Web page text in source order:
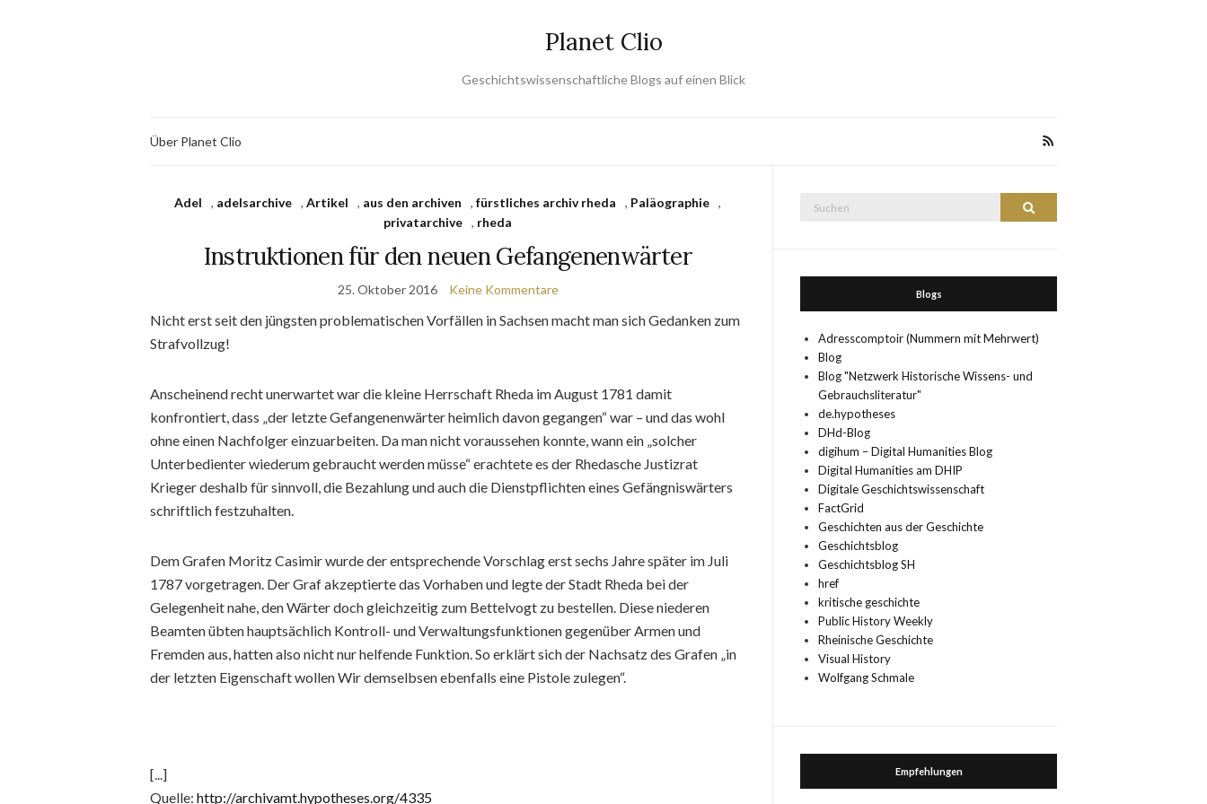
Planet Clio
Geschichtswissenschaftliche Blogs auf einen Blick
Über Planet Clio
Adel , adelsarchive ,Artikel , aus den archiven ,fürstliches archiv rheda , Paläographie ,
privatarchive , rheda
Instruktionen für den neuen Gefangenenwärter
25. Oktober 2016 Keine Kommentare
Nicht erst seit den jüngsten problematischen Vorfällen in Sachsen macht man sich Gedanken zum
Strafvollzug!
Anscheinend recht unerwartet war die kleine Herrschaft Rheda im August 1781 damit
konfrontiert, dass „der letzte Gefangenenwärter heimlich davon gegangen“ war – und das wohl
ohne einen Nachfolger einzuarbeiten. Da man nicht voraussehen konnte, wann ein „solcher
Unterbedienter wiederum gebraucht werden müsse“ erachtete es der Rhedasche Justizrat
Krieger deshalb für sinnvoll, die Bezahlung und auch die Dienstpflichten eines Gefängniswärters
schriftlich festzuhalten.
Dem Grafen Moritz Casimir wurde der entsprechende Vorschlag erst sechs Jahre später im Juli
1787 vorgetragen. Der Graf akzeptierte das Vorhaben und legte der Stadt Rheda bei der
Gelegenheit nahe, den Wärter doch gleichzeitig zum Bettelvogt zu bestellen. Diese niederen
Beamten übten hauptsächlich Kontroll- und Verwaltungsfunktionen gegenüber Armen und
Fremden aus, hatten also nicht nur helfende Funktion. So erklärt sich der Nachsatz des Grafen „in
der letzten Eigenschaft wollen Wir demselbsen ebenfalls eine Pistole zulegen“.
[...]
Quelle: http://archivamt.hypotheses.org/4335
Suchen
Blogs
Adresscomptoir (Nummern mit Mehrwert)
Blog
Blog "Netzwerk Historische Wissens- und
Gebrauchsliteratur"
de.hypotheses
DHd-Blog
digihum – Digital Humanities Blog
Digital Humanities am DHIP
Digitale Geschichtswissenschaft
FactGrid
Geschichten aus der Geschichte
Geschichtsblog
Geschichtsblog SH
href
kritische geschichte
Public History Weekly
Rheinische Geschichte
Visual History
Wolfgang Schmale
Empfehlungen